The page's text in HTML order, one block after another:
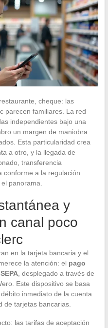
cheque: las
parecen familiares. La red
independientes bajo una
un margen de maniobra
Esta particularidad crea
a otro, y la llegada de
transferencia
conforme a la regulación
panorama.
y
canal poco
en la tarjeta bancaria y el
la atención: el pago
, desplegado a través de
Este dispositivo se basa
inmediato de la cuenta
de tarjetas bancarias.
las tarifas de aceptación